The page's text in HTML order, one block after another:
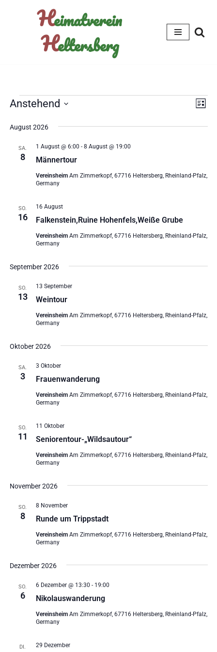
Heimatverein
Heltersberg
Liste
Anstehend
wählen.
August 2026
SA.
8 Männertour
1 August @ 6:00 - 8 August @ 19:00
Vereinsheim Am Zimmerkopf, 67716 Heltersberg, Rheinland-Pfalz,
Germany
SO.
16 Falkenstein,Ruine Hohenfels,Weiße Grube
16 August
Vereinsheim Am Zimmerkopf, 67716 Heltersberg, Rheinland-Pfalz,
Germany
September 2026
SO.
13 Weintour
13 September
Vereinsheim Am Zimmerkopf, 67716 Heltersberg, Rheinland-Pfalz,
Germany
Oktober 2026
SA.
3 Frauenwanderung
3 Oktober
Vereinsheim Am Zimmerkopf, 67716 Heltersberg, Rheinland-Pfalz,
Germany
SO.
11 Seniorentour-„Wildsautour“
11 Oktober
Vereinsheim Am Zimmerkopf, 67716 Heltersberg, Rheinland-Pfalz,
Germany
November 2026
SO.
8 Runde um Trippstadt
8 November
Vereinsheim Am Zimmerkopf, 67716 Heltersberg, Rheinland-Pfalz,
Germany
Dezember 2026
SO.
6 Nikolauswanderung
6 Dezember @ 13:30 - 19:00
Vereinsheim Am Zimmerkopf, 67716 Heltersberg, Rheinland-Pfalz,
Germany
DI. 29 Dezember